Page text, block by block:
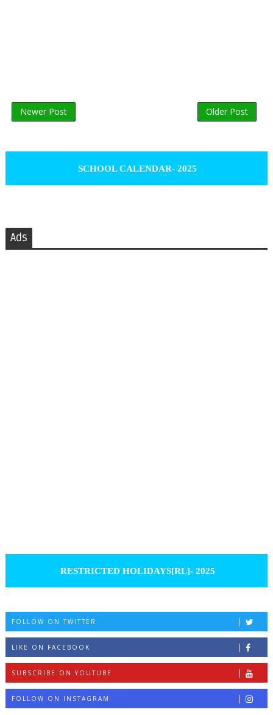
Newer Post Older Post
SCHOOL CALENDAR- 2025
Ads
RESTRICTED HOLIDAYS[RL]- 2025
FOLLOW ON TWITTER
LIKE ON FACEBOOK
SUBSCRIBE ON YOUTUBE
FOLLOW ON INSTAGRAM